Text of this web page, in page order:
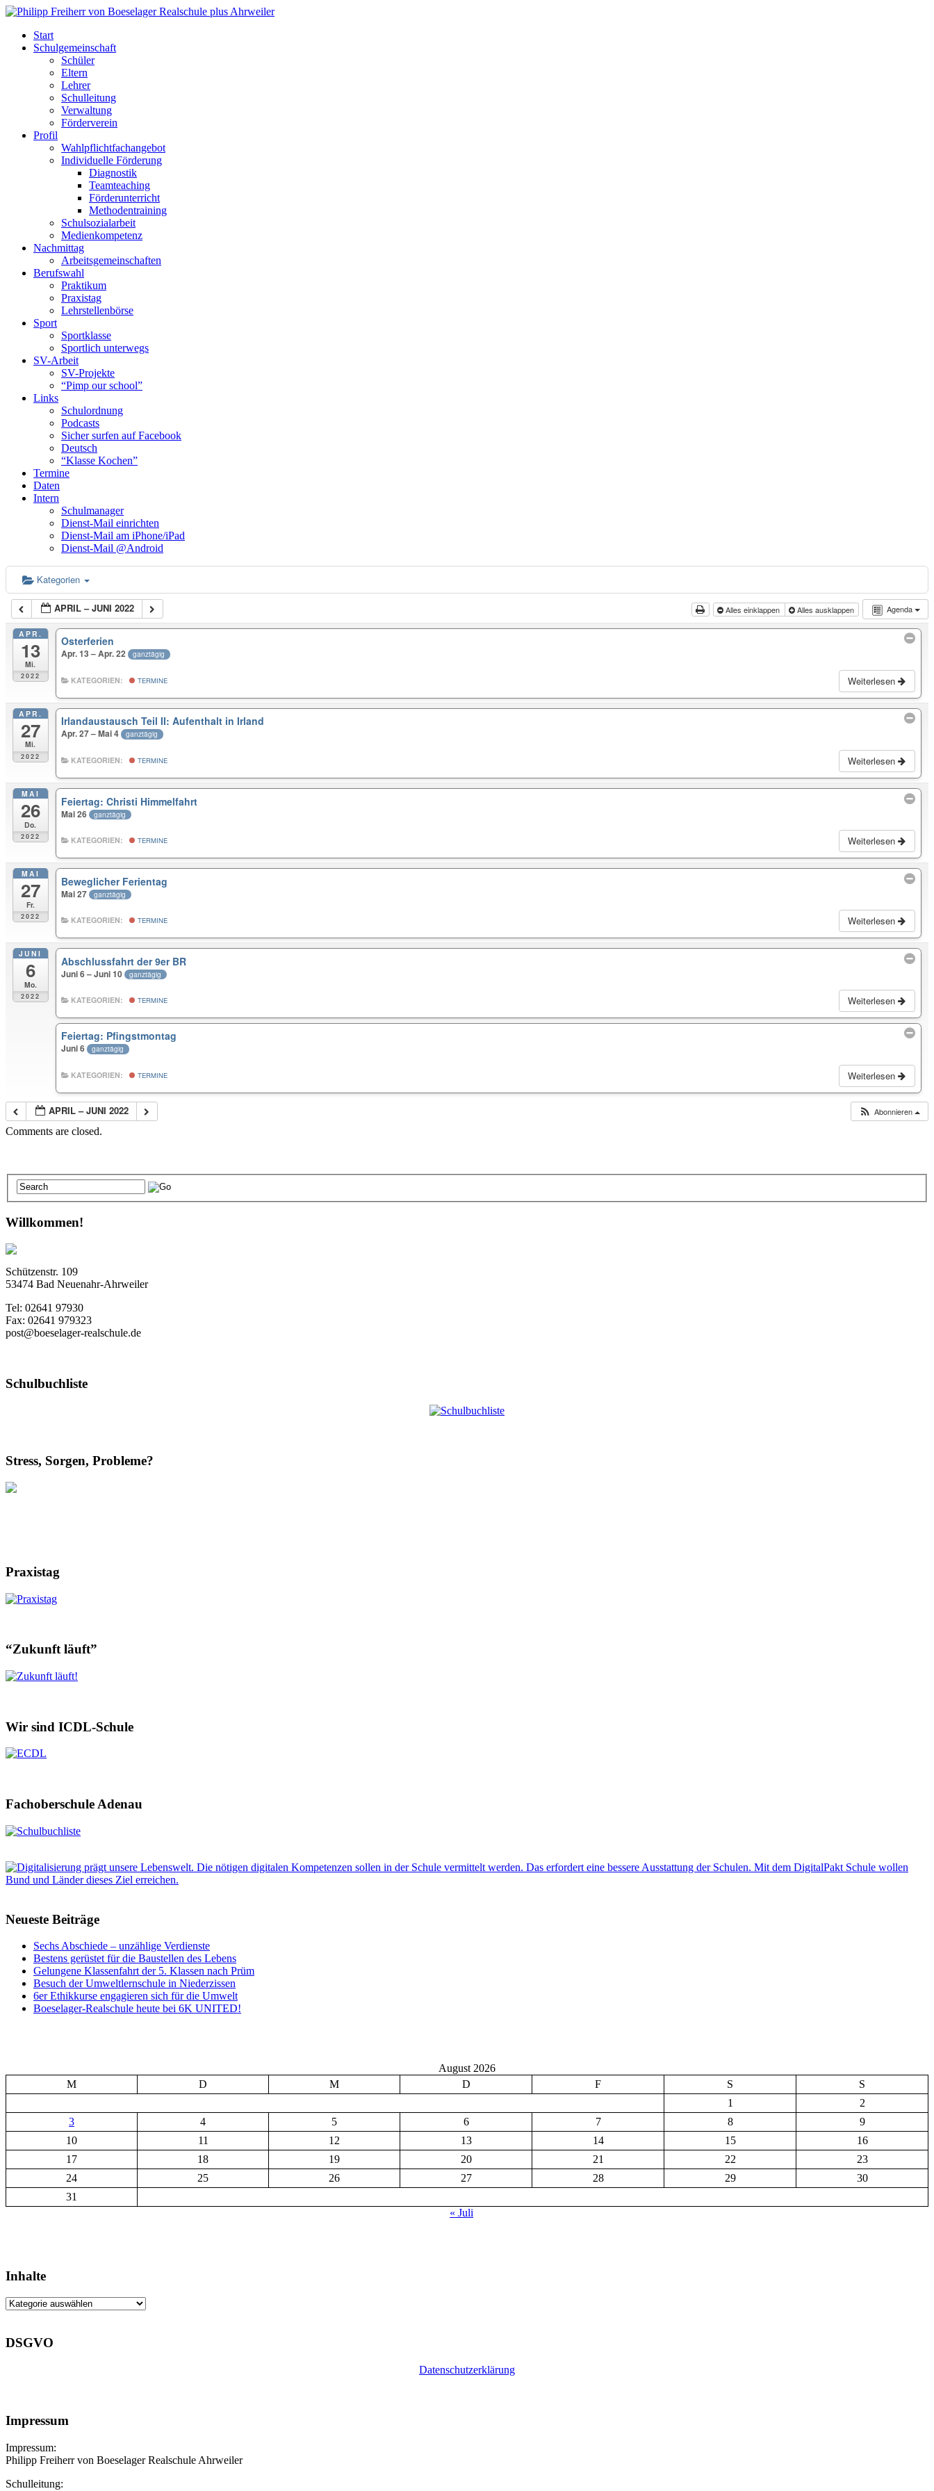
Start
Schulgemeinschaft
Schüler
Eltern
Lehrer
Schulleitung
Verwaltung
Förderverein
Profil
Wahlpflichtfachangebot
Individuelle Förderung
Diagnostik
Teamteaching
Förderunterricht
Methodentraining
Schulsozialarbeit
Medienkompetenz
Nachmittag
Arbeitsgemeinschaften
Berufswahl
Praktikum
Praxistag
Lehrstellenbörse
Sport
Sportklasse
Sportlich unterwegs
SV-Arbeit
SV-Projekte
“Pimp our school”
Links
Schulordnung
Podcasts
Sicher surfen auf Facebook
Deutsch
“Klasse Kochen”
Termine
Daten
Intern
Schulmanager
Dienst-Mail einrichten
Dienst-Mail am iPhone/iPad
Dienst-Mail @Android
Kategorien
Agenda
APRIL – JUNI 2022 Alles einklappen Alles ausklappen
APR.
13
Mi.
2022
Osterferien
Apr. 13 – Apr. 22 ganztägig
Weiterlesen
KATEGORIEN: TERMINE
APR.
27
Mi.
2022
Irlandaustausch Teil II: Aufenthalt in Irland
Apr. 27 – Mai 4 ganztägig
Weiterlesen
KATEGORIEN: TERMINE
MAI
26
Do.
2022
Feiertag: Christi Himmelfahrt
Mai 26 ganztägig
Weiterlesen
KATEGORIEN: TERMINE
MAI
27
Fr.
2022
Beweglicher Ferientag
Mai 27 ganztägig
Weiterlesen
KATEGORIEN: TERMINE
JUNI
6
Mo.
2022
Abschlussfahrt der 9er BR
Juni 6 – Juni 10 ganztägig
Weiterlesen
KATEGORIEN: TERMINE
Feiertag: Pfingstmontag
Juni 6 ganztägig
Weiterlesen
KATEGORIEN: TERMINE
APRIL – JUNI 2022 Abonnieren
Comments are closed.
Willkommen!
Schützenstr. 109
53474 Bad Neuenahr-Ahrweiler
Tel: 02641 97930
Fax: 02641 979323
post@boeselager-realschule.de
Schulbuchliste
Stress, Sorgen, Probleme?
Praxistag
“Zukunft läuft”
Wir sind ICDL-Schule
Fachoberschule Adenau
Neueste Beiträge
Sechs Abschiede – unzählige Verdienste
Bestens gerüstet für die Baustellen des Lebens
Gelungene Klassenfahrt der 5. Klassen nach Prüm
Besuch der Umweltlernschule in Niederzissen
6er Ethikkurse engagieren sich für die Umwelt
Boeselager-Realschule heute bei 6K UNITED!
August 2026
M
D M D F S
S
1
2
3
4 5 6 7 8
9
10
11 12 13 14 15
16
17
18 19 20 21 22
23
24
25 26 27 28 29
30
31
« Juli
Inhalte
Inhalte
DSGVO
Datenschutzerklärung
Impressum
Impressum:
Philipp Freiherr von Boeselager Realschule Ahrweiler
Schulleitung: